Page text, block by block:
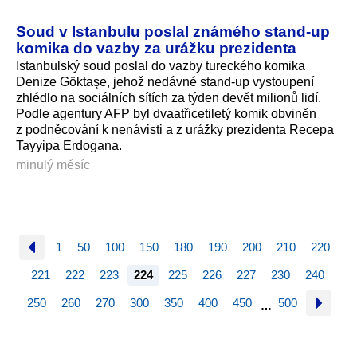
Soud v Istanbulu poslal známého stand-up
komika do vazby za urážku prezidenta
Istanbulský soud poslal do vazby tureckého komika
Denize Göktaşe, jehož nedávné stand-up vystoupení
zhlédlo na sociálních sítích za týden devět milionů lidí.
Podle agentury AFP byl dvaatřicetiletý komik obviněn
z podněcování k nenávisti a z urážky prezidenta Recepa
Tayyipa Erdogana.
minulý měsíc
1 50 100 150 180 190 200 210 220
221 222 223 224 225 226 227 230 240
250 260 270 300 350 400 450 … 500